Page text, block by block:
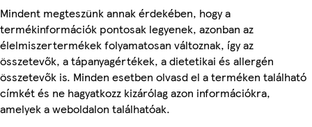
Mindent megteszünk annak érdekében, hogy a
termékinformációk pontosak legyenek, azonban az
élelmiszertermékek folyamatosan változnak, így az
összetevők, a tápanyagértékek, a dietetikai és allergén
összetevők is. Minden esetben olvasd el a terméken található
címkét és ne hagyatkozz kizárólag azon információkra,
amelyek a weboldalon találhatóak.